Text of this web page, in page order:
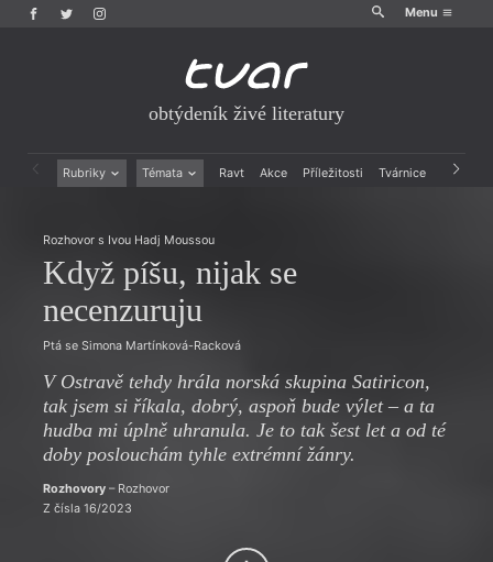
Menu
obtýdeník živé literatury
Rubriky Témata Ravt Akce Příležitosti Tvárnice Archiv
Recenze a reflexe
Rozhovory
Divadlo
Historie kolonialismu
Dokument
Výroční ceny
Rozhovor s Ivou Hadj Moussou
Když píšu, nijak se
necenzuruju
Ptá se Simona Martínková-Racková
V Ostravě tehdy hrála norská skupina Satiricon,
tak jsem si říkala, dobrý, aspoň bude výlet – a ta
hudba mi úplně uhranula. Je to tak šest let a od té
doby poslouchám tyhle extrémní žánry.
Rozhovory– Rozhovor
Z čísla 16/2023